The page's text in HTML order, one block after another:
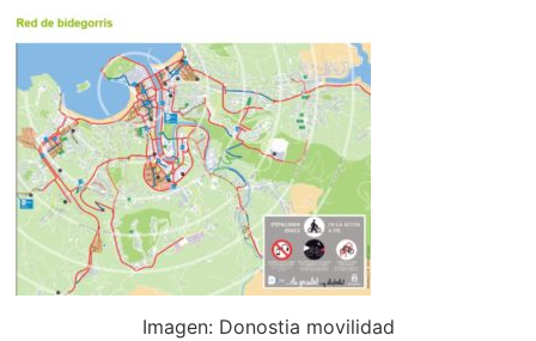
Imagen: Donostia movilidad